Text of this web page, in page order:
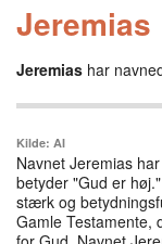
Jeremias
Jeremias har
Kilde: AI
Navnet Jeremias
betyder "Gud er
stærk og
Gamle Testamente,